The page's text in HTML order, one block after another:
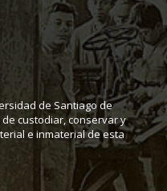
de Santiago de
de custodiar, conservar y
e inmaterial de esta